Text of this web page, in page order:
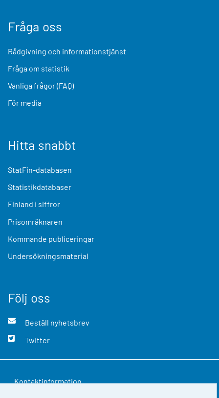
Fråga oss
Rådgivning och informationstjänst
Fråga om statistik
Vanliga frågor (FAQ)
För media
Hitta snabbt
StatFin-databasen
Statistikdatabaser
Finland i siffror
Prisomräknaren
Kommande publiceringar
Undersökningsmaterial
Följ oss
Beställ nyhetsbrev
Twitter
Kontaktinformation